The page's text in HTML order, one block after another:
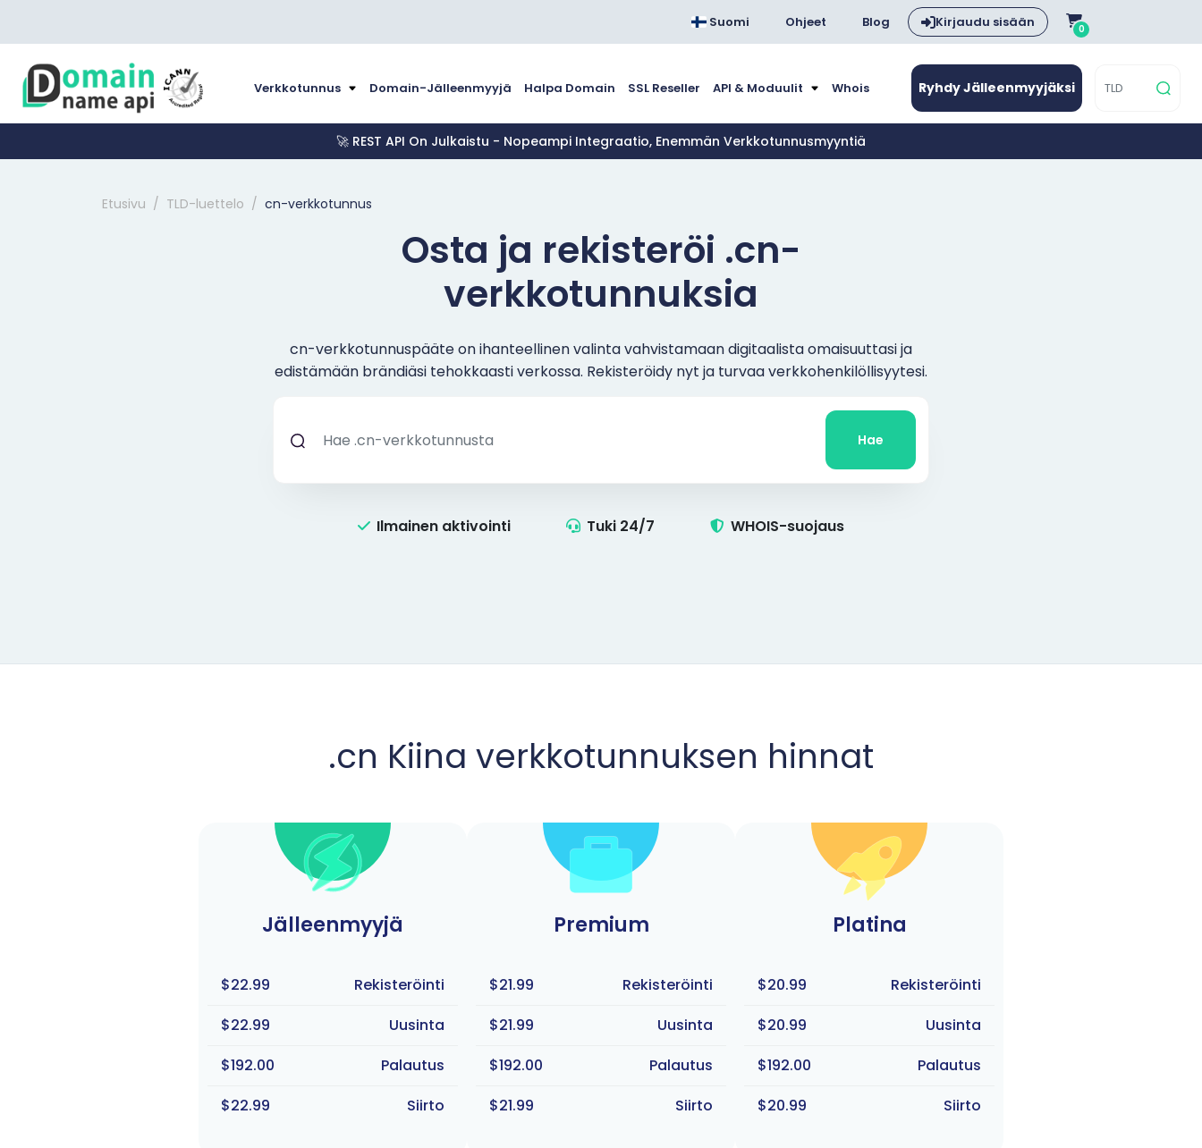
Suomi Ohjeet Blog Kirjaudu sisään 0
Verkkotunnus Domain-Jälleenmyyjä Halpa Domain SSL Reseller API & Moduulit Whois Ryhdy Jälleenmyyjäksi
🚀 REST API On Julkaistu - Nopeampi Integraatio, Enemmän Verkkotunnusmyyntiä
Etusivu TLD-luettelo cn-verkkotunnus
Osta ja rekisteröi .cn-
verkkotunnuksia
cn-verkkotunnuspääte on ihanteellinen valinta vahvistamaan digitaalista omaisuuttasi ja
edistämään brändiäsi tehokkaasti verkossa. Rekisteröidy nyt ja turvaa verkkohenkilöllisyytesi.
Hae
Ilmainen aktivointi Tuki 24/7 WHOIS-suojaus
.cn Kiina verkkotunnuksen hinnat
Jälleenmyyjä
$22.99
Rekisteröinti
$22.99
Uusinta
$192.00
Palautus
$22.99
Siirto
Premium
$21.99
Rekisteröinti
$21.99
Uusinta
$192.00
Palautus
$21.99
Siirto
Platina
$20.99
Rekisteröinti
$20.99
Uusinta
$192.00
Palautus
$20.99
Siirto